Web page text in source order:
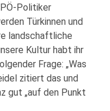
Politiker
Türkinnen und
landschaftliche
Kultur habt ihr
Frage: „Was
zitiert das und
gut „auf den Punkt